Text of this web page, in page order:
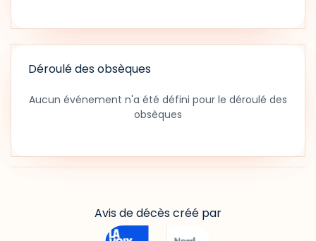
Déroulé des obsèques
Aucun événement n'a été défini pour le déroulé des
obsèques
Avis de décès créé par